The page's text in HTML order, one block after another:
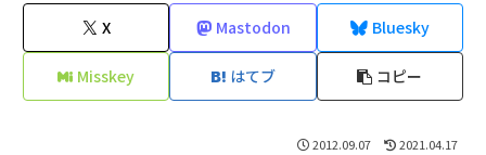
X Mastodon Bluesky
Misskey はてブ コピー
2012.09.07 2021.04.17